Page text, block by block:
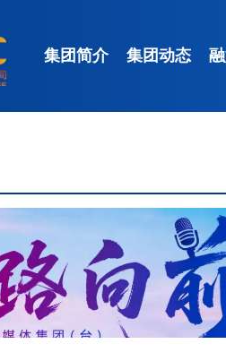
集团简介 集团动态